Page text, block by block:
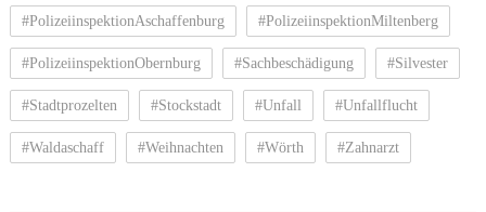
#PolizeiinspektionAschaffenburg #PolizeiinspektionMiltenberg
#PolizeiinspektionObernburg #Sachbeschädigung #Silvester
#Stadtprozelten #Stockstadt #Unfall #Unfallflucht
#Waldaschaff #Weihnachten #Wörth #Zahnarzt